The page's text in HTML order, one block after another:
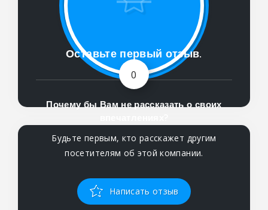
0
Оставьте первый отзыв.
Почему бы Вам не рассказать о своих
Будьте первым, кто расскажет другим
посетителям об этой компании.
Написать отзыв